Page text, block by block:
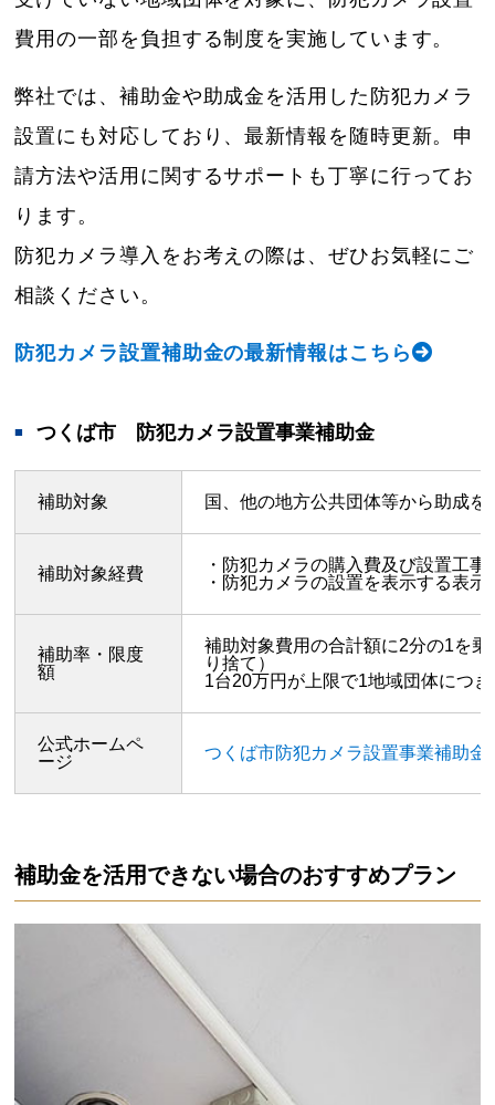
費用の一部を負担する制度を実施しています。
弊社では、補助金や助成金を活用した防犯カメラ
設置にも対応しており、最新情報を随時更新。申
請方法や活用に関するサポートも丁寧に行ってお
ります。
防犯カメラ導入をお考えの際は、ぜひお気軽にご
相談ください。
防犯カメラ設置補助金の最新情報はこちら
つくば市 防犯カメラ設置事業補助金
補助対象 国、他の地方公共団体等から助成を
補助対象経費
・防犯カメラの購入費及び設置工事
・防犯カメラの設置を表示する表
補助率・限度
額
補助対象費用の合計額に2分の1を
り捨て）
1台20万円が上限で1地域団体につ
公式ホームペ
ージ
つくば市防犯カメラ設置事業補助金
補助金を活用できない場合のおすすめプラン